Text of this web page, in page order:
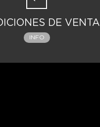
DE VENTA
INFO